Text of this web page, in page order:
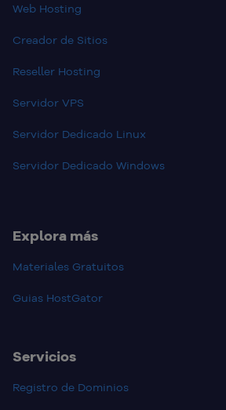
Web Hosting
Creador de Sitios
Reseller Hosting
Servidor VPS
Servidor Dedicado Linux
Servidor Dedicado Windows
Explora más
Materiales Gratuitos
Guias HostGator
Servicios
Registro de Dominios